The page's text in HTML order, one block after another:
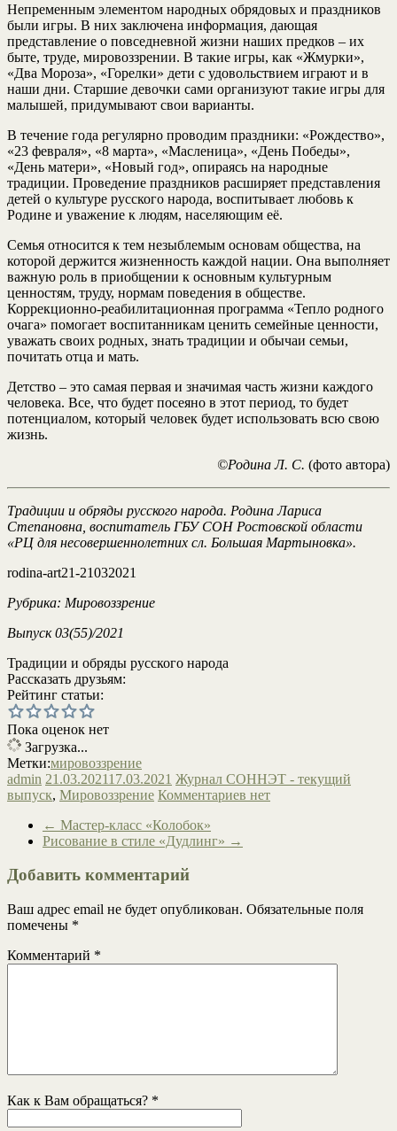
Непременным элементом народных обрядовых и праздников
были игры. В них заключена информация, дающая
представление о повседневной жизни наших предков – их
быте, труде, мировоззрении. В такие игры, как «Жмурки»,
«Два Мороза», «Горелки» дети с удовольствием играют и в
наши дни. Старшие девочки сами организуют такие игры для
малышей, придумывают свои варианты.
В течение года регулярно проводим праздники: «Рождество»,
«23 февраля», «8 марта», «Масленица», «День Победы»,
«День матери», «Новый год», опираясь на народные
традиции. Проведение праздников расширяет представления
детей о культуре русского народа, воспитывает любовь к
Родине и уважение к людям, населяющим её.
Семья относится к тем незыблемым основам общества, на
которой держится жизненность каждой нации. Она выполняет
важную роль в приобщении к основным культурным
ценностям, труду, нормам поведения в обществе.
Коррекционно-реабилитационная программа «Тепло родного
очага» помогает воспитанникам ценить семейные ценности,
уважать своих родных, знать традиции и обычаи семьи,
почитать отца и мать.
Детство – это самая первая и значимая часть жизни каждого
человека. Все, что будет посеяно в этот период, то будет
потенциалом, который человек будет использовать всю свою
жизнь.
©Родина Л. С. (фото автора)
Традиции и обряды русского народа. Родина Лариса
Степановна, воспитатель ГБУ СОН Ростовской области
«РЦ для несовершеннолетних сл. Большая Мартыновка».
rodina-art21-21032021
Рубрика: Мировоззрение
Выпуск 03(55)/2021
Традиции и обряды русского народа
Рассказать друзьям:
Рейтинг статьи:
Пока оценок нет
Загрузка...
Метки:мировоззрение
admin 21.03.202117.03.2021 Журнал СОННЭТ - текущий
выпуск, Мировоззрение Комментариев нет
← Мастер-класс «Колобок»
Рисование в стиле «Дудлинг» →
Добавить комментарий
Ваш адрес email не будет опубликован. Обязательные поля
помечены *
Комментарий *
Как к Вам обращаться? *